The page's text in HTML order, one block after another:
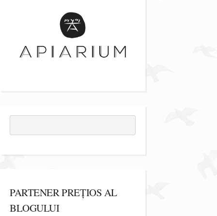
PARTENER PREȚIOS AL
BLOGULUI